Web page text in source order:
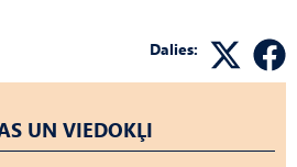
Dalies:
UN VIEDOKĻI